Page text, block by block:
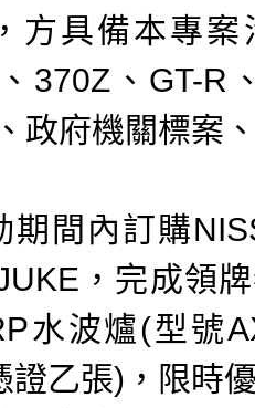
方具備本專案
370Z、GT-R
政府機關標案
期間內訂購
，完成領
水波爐(型號
證乙張)，限時